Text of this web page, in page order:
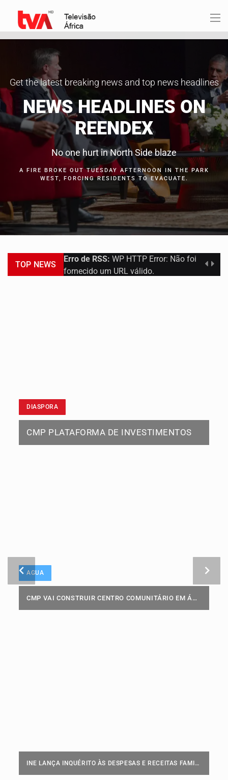
Get the latest breaking news and top news headlines
NEWS HEADLINES ON
REENDEX
No one hurt in North Side blaze
A FIRE BROKE OUT TUESDAY AFTERNOON IN THE PARK
WEST, FORCING RESIDENTS TO EVACUATE.
TOP NEWS
Erro de RSS: WP HTTP Error: Não foi
fornecido um URL válido.
DIASPORA
CMP PLATAFORMA DE INVESTIMENTOS
AGUA
CMP VAI CONSTRUIR CENTRO COMUNITÁRIO EM ÁGUA FUNDA
INE LANÇA INQUÉRITO ÀS DESPESAS E RECEITAS FAMILIARES